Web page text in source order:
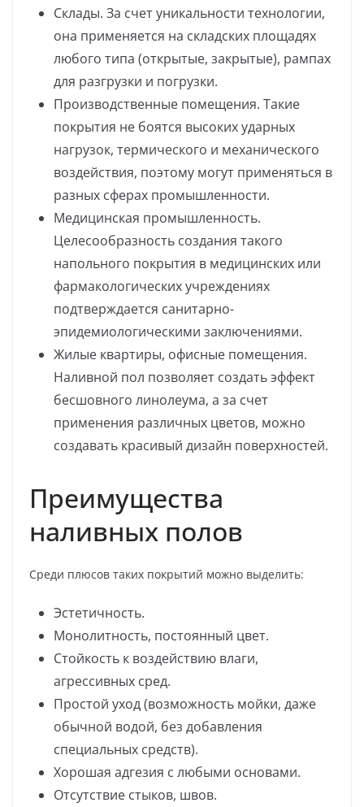
Склады. За счет уникальности технологии,
она применяется на складских площадях
любого типа (открытые, закрытые), рампах
для разгрузки и погрузки.
Производственные помещения. Такие
покрытия не боятся высоких ударных
нагрузок, термического и механического
воздействия, поэтому могут применяться в
разных сферах промышленности.
Медицинская промышленность.
Целесообразность создания такого
напольного покрытия в медицинских или
фармакологических учреждениях
подтверждается санитарно-
эпидемиологическими заключениями.
Жилые квартиры, офисные помещения.
Наливной пол позволяет создать эффект
бесшовного линолеума, а за счет
применения различных цветов, можно
создавать красивый дизайн поверхностей.
Преимущества
наливных полов
Среди плюсов таких покрытий можно выделить:
Эстетичность.
Монолитность, постоянный цвет.
Стойкость к воздействию влаги,
агрессивных сред.
Простой уход (возможность мойки, даже
обычной водой, без добавления
специальных средств).
Хорошая адгезия с любыми основами.
Отсутствие стыков, швов.